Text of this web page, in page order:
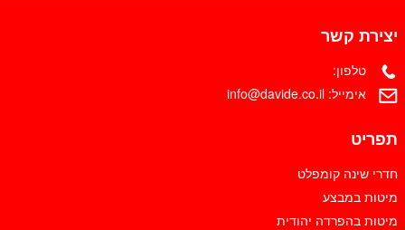
יצירת קשר
טלפון:
אימייל: info@davide.co.il
תפריט
חדרי שינה קומפלט
מיטות במבצע
מיטות בהפרדה יהודית